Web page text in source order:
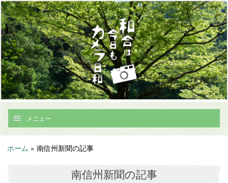
メニュー
ホーム » 南信州新聞の記事
南信州新聞の記事